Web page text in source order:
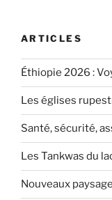
ARTICLES
Éthiopie 2026 :
Les églises
Santé, sécurité,
Les Tankwas du
Nouveaux